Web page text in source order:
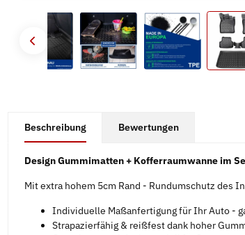
Beschreibung Bewertungen
Design Gummimatten + Kofferraumwanne im
Mit extra hohem 5cm Rand - Rundumschutz des
Individuelle Maßanfertigung für Ihr Auto -
Strapazierfähig & reißfest dank hoher